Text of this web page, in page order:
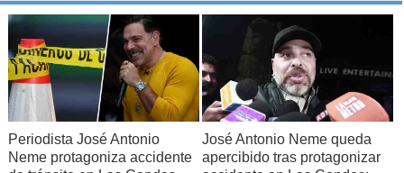
Periodista José Antonio
Neme protagoniza accidente
José Antonio Neme queda
apercibido tras protagonizar